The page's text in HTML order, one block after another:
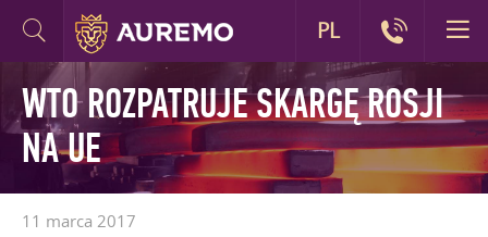
WTO ROZPATRUJE SKARGĘ ROSJI
NA UE
11 marca 2017
PL